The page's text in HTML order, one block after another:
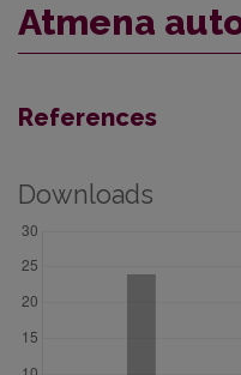
Atmena
References
Downloads